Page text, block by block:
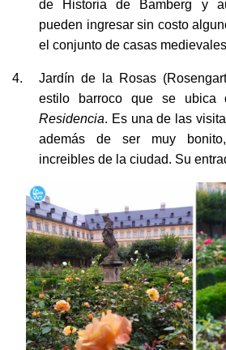
pueden ingresar sin costo
el conjunto de casas
estilo barroco que se
Residencia. Es una de las
además de ser muy
increibles de la ciudad. Su